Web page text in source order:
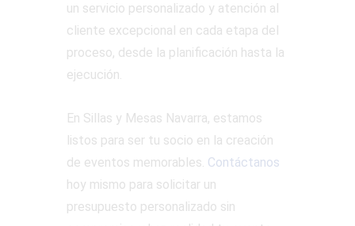
un servicio personalizado y atención al
cliente excepcional en cada etapa del
proceso, desde la planificación hasta la
ejecución.
En Sillas y Mesas Navarra, estamos
listos para ser tu socio en la creación
de eventos memorables. Contáctanos
hoy mismo para solicitar un
presupuesto personalizado sin